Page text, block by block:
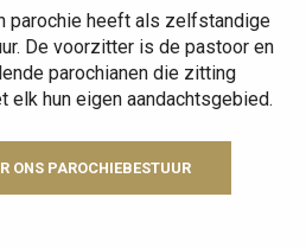
parochie heeft als zelfstandige
De voorzitter is de pastoor en
parochianen die zitting
elk hun eigen aandachtsgebied.
ONS PAROCHIEBESTUUR